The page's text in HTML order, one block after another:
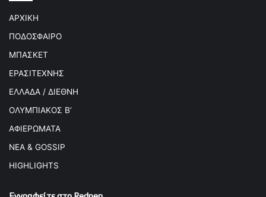
ΑΡΧΙΚΗ
ΠΟΔΟΣΦΑΙΡΟ
ΜΠΑΣΚΕΤ
ΕΡΑΣΙΤΕΧΝΗΣ
ΕΛΛΑΔΑ / ΔΙΕΘΝΗ
ΟΛΥΜΠΙΑΚΟΣ Β’
ΑΦΙΕΡΩΜΑΤΑ
ΝΕΑ & GOSSIP
HIGHLIGHTS